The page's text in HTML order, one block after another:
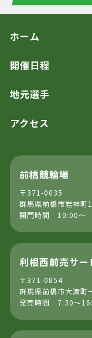
ホーム
開催日程
地元選手
アクセス
前橋競輪場
〒371-0035
群馬県前橋市岩神町
開門時間 10:00～
利根西前売サー
〒371-0854
群馬県前橋市大渡町
発売時間 7:30～